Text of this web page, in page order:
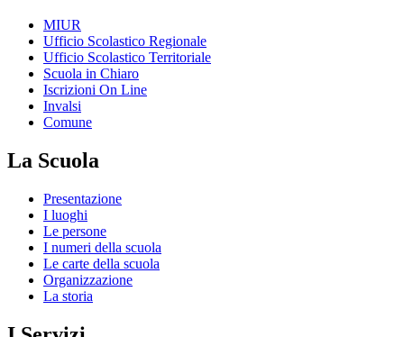
MIUR
Ufficio Scolastico Regionale
Ufficio Scolastico Territoriale
Scuola in Chiaro
Iscrizioni On Line
Invalsi
Comune
La Scuola
Presentazione
I luoghi
Le persone
I numeri della scuola
Le carte della scuola
Organizzazione
La storia